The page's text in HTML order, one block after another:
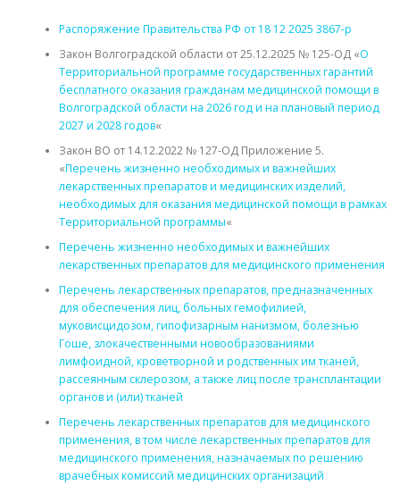
Распоряжение Правительства РФ от 18 12 2025 3867-р
Закон Волгоградской области от 25.12.2025 № 125-ОД «О
Территориальной программе государственных гарантий
бесплатного оказания гражданам медицинской помощи в
Волгоградской области на 2026 год и на плановый период
2027 и 2028 годов«
Закон ВО от 14.12.2022 № 127-ОД Приложение 5.
«Перечень жизненно необходимых и важнейших
лекарственных препаратов и медицинских изделий,
необходимых для оказания медицинской помощи в рамках
Территориальной программы«
Перечень жизненно необходимых и важнейших
лекарственных препаратов для медицинского применения
Перечень лекарственных препаратов, предназначенных
для обеспечения лиц, больных гемофилией,
муковисцидозом, гипофизарным нанизмом, болезнью
Гоше, злокачественными новообразованиями
лимфоидной, кроветворной и родственных им тканей,
рассеянным склерозом, а также лиц после трансплантации
органов и (или) тканей
Перечень лекарственных препаратов для медицинского
применения, в том числе лекарственных препаратов для
медицинского применения, назначаемых по решению
врачебных комиссий медицинских организаций